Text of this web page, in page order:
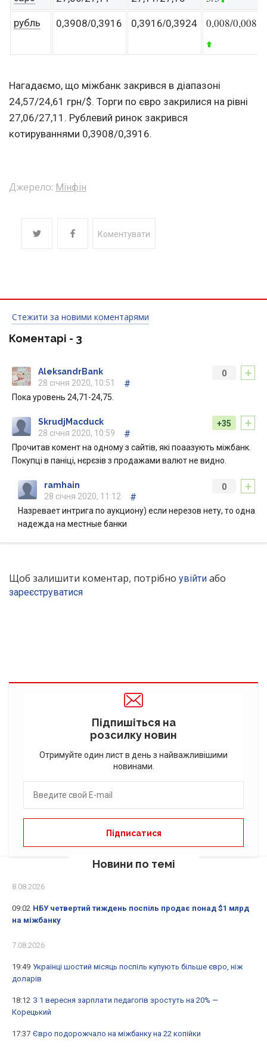
рубль 0,3908/0,3916 0,3916/0,3924 0,008/0,008
Нагадаємо, що міжбанк закрився в діапазоні
24,57/24,61 грн/$. Торги по євро закрилися на рівні
27,06/27,11. Рублевий ринок закрився
котируваннями 0,3908/0,3916.
Джерело: Мінфін
Коментувати
Стежити за новими коментарями
Коментарі - 3
+
0
AleksandrBank
28 січня 2020, 10:51
#
Пока уровень 24,71-24,75.
+
+35
SkrudjMacduck
28 січня 2020, 10:59
#
Прочитав комент на одному з сайтів, які поаазують міжбанк.
Покупці в паніці, нєрєзів з продажами валют не видно.
+
0
ramhain
28 січня 2020, 11:12
#
Назревает интрига по аукциону) если нерезов нету, то одна
надежда на местные банки
Щоб залишити коментар, потрібно увійти або
зареєструватися
Підпишіться на
розсилку новин
Отримуйте один лист в день з найважливішими
новинами.
Новини по темі
8.08.2026
09:02 НБУ четвертий тиждень поспіль продає понад $1 млрд
на міжбанку
7.08.2026
19:49 Українці шостий місяць поспіль купують більше євро, ніж
доларів
18:12 З 1 вересня зарплати педагогів зростуть на 20% —
Корецький
17:37 Євро подорожчало на міжбанку на 22 копійки